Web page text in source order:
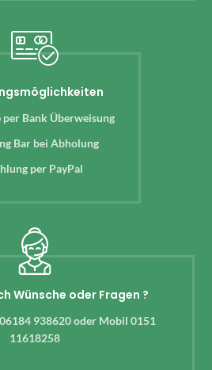
per Bank Überweisung
Bar bei Abholung
per PayPal
Wünsche oder Fragen ?
938620 oder Mobil 0151
11618258